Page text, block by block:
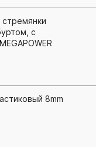
с
8mm